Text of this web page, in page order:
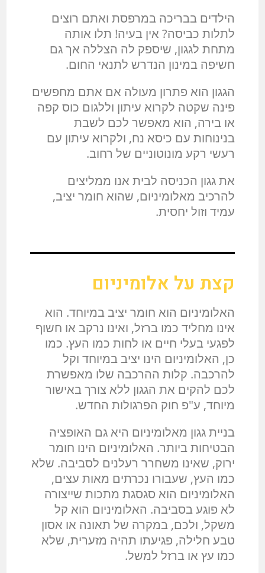
הילדים בבריכה במרפסת ואתם רוצים
לתלות כביסה? אין בעיה! תלו אותה
מתחת לגגון, שיספק לה הצללה אך גם
חשיפה במינון הנדרש לתנאי החום.
הגגון הוא פתרון מעולה אם אתם מחפשים
פינה שקטה לקרוא עיתון וללגום כוס קפה
או בירה, הוא מאפשר לכם לשבת
בנינוחות עם כיסא נח, ולקרוא עיתון עם
רעשי רקע מונוטוניים של רחוב.
את גגון הכניסה לבית אנו ממליצים
להרכיב מאלומיניום, שהוא חומר יציב,
עמיד וזול יחסית.
קצת על אלומיניום
האלומיניום הוא חומר יציב במיוחד. הוא
אינו מחליד כמו ברזל, ואינו נרקב או חשוף
לפגעי בעלי חיים או לחות כמו העץ. כמו
כן, האלומיניום הינו יציב במיוחד וקל
להרכבה. קלות ההרכבה שלו מאפשרת
לכם להקים את הגגון ללא צורך באישור
מיוחד, ע"פ חוק הפרגולות החדש.
בניית גגון מאלומיניום היא גם האופציה
הבטיחות ביותר. האלומיניום הינו חומר
ירוק, שאינו משחרר רעלנים לסביבה. שלא
כמו העץ, שעבורו נכרתים מאות עצים,
האלומיניום הוא סגסגת מתכות שייצורה
לא פוגע בסביבה. האלומיניום הוא קל
משקל, ולכם, במקרה של תאונה או אסון
טבע חלילה, פגיעתו תהיה מזערית, שלא
כמו עץ או ברזל למשל.